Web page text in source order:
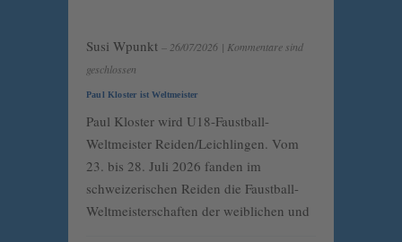
Susi Wpunkt – 26/07/2026 | Kommentare sind
geschlossen
Paul Kloster ist Weltmeister
Paul Kloster wird U18-Faustball-
Weltmeister Reiden/Leichlingen. Vom
23. bis 28. Juli 2026 fanden im
schweizerischen Reiden die Faustball-
Weltmeisterschaften der weiblichen und